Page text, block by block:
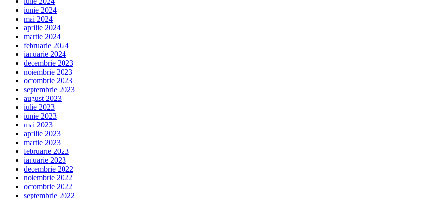
iunie 2024
mai 2024
aprilie 2024
martie 2024
februarie 2024
ianuarie 2024
decembrie 2023
noiembrie 2023
octombrie 2023
septembrie 2023
august 2023
iulie 2023
iunie 2023
mai 2023
aprilie 2023
martie 2023
februarie 2023
ianuarie 2023
decembrie 2022
noiembrie 2022
octombrie 2022
septembrie 2022